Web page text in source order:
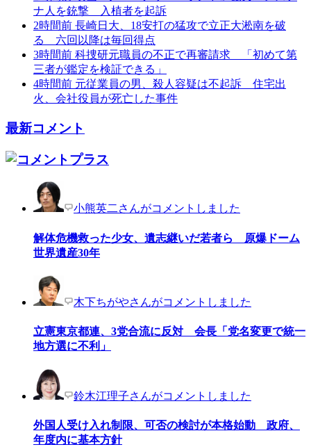
ナ人を銃撃 入植者を起訴
2時間前 長崎日大、18安打の猛攻で立正大淞南を破
る 六回以降は毎回得点
3時間前 科捜研元職員の不正で再審請求 「初めて第
三者が鑑定を検証できる」
4時間前 元従業員の男、殺人容疑は不起訴 住宅出
火、会社役員が死亡した事件
最新コメント
小熊英二さんがコメントしました
解体危機救った少女、遺志継いだ若者ら 原爆ドーム
世界遺産30年
木下ちがやさんがコメントしました
立憲東京都連、3党合流に反対 会長「党名変更で統一
地方選に不利」
鈴木江理子さんがコメントしました
外国人受け入れ制限、可否の検討が本格始動 政府、
年度内に基本方針